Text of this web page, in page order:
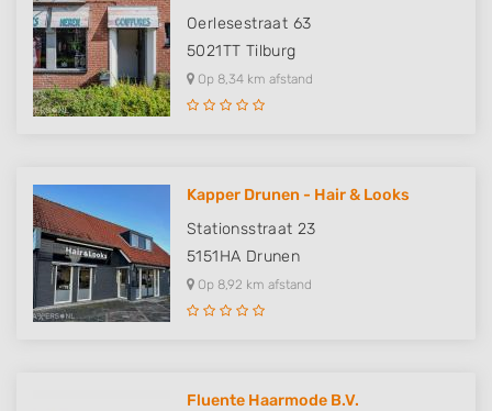
Oerlesestraat 63
5021TT Tilburg
Op 8,34 km afstand
Kapper Drunen - Hair & Looks
Stationsstraat 23
5151HA Drunen
Op 8,92 km afstand
Fluente Haarmode B.V.